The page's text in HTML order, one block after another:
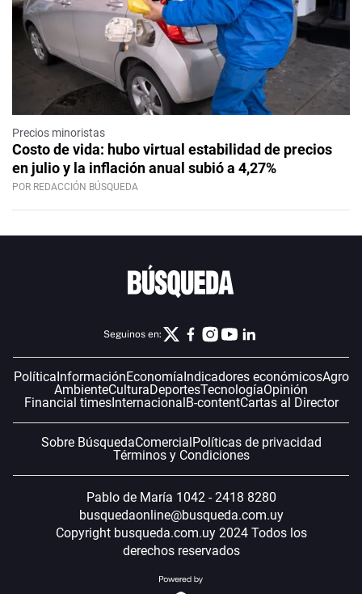
Precios minoristas
Costo de vida: hubo virtual estabilidad de precios
en julio y la inflación anual subió a 4,27%
POR REDACCIÓN BÚSQUEDA
Seguinos en:
PolíticaInformaciónEconomíaIndicadores económicosAgro
AmbienteCulturaDeportesTecnologíaOpinión
Financial timesInternacionalB-contentCartas al Director
Sobre BúsquedaComercialPolíticas de privacidad
Términos y Condiciones
Pablo de María 1042 - 2418 8280
busquedaonline@busqueda.com.uy
Copyright busqueda.com.uy 2024 Todos los
derechos reservados